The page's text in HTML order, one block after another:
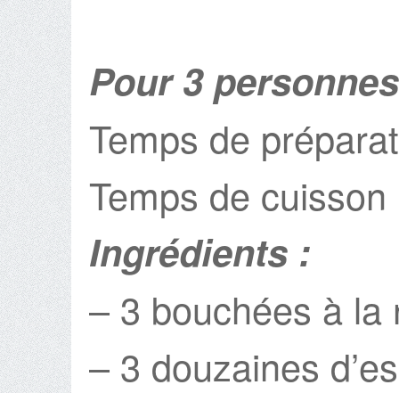
Pour 3 personnes
Temps de
Temps de
Ingrédients :
– 3 bouchées à la
– 3 douzaines